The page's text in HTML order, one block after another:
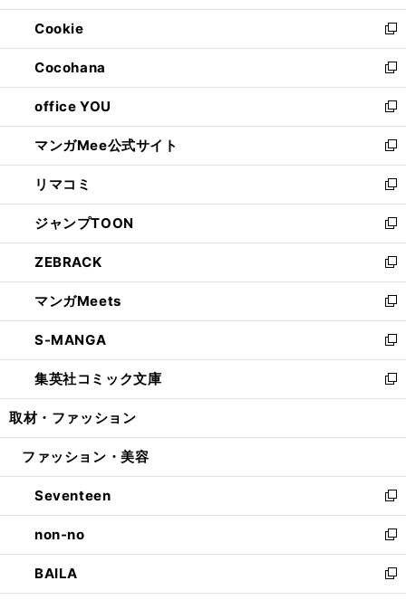
開
く
ウ
で
開
く
ン
ド
ウ
で
開
く
ウ
ィ
ン
ド
ウ
で
開
く
Cookie
新
し
い
ウ
ィ
ン
ド
ウ
で
開
く
Cocohana
新
し
い
ウ
ィ
ン
ド
ウ
で
開
く
office YOU
新
し
い
ウ
ィ
ン
ド
ウ
で
開
く
マンガMee公式サイト
新
し
い
ウ
ィ
ン
ド
ウ
で
開
く
リマコミ
新
し
い
ウ
ィ
ン
ド
ウ
で
開
く
ジャンプTOON
新
し
い
ウ
ィ
ン
ド
ウ
で
開
ZEBRACK
新
し
い
ウ
ィ
ン
ド
ウ
開
マンガMeets
新
し
い
ウ
ィ
ン
ウ
開
く
S-MANGA
新
し
い
ウ
ン
ウ
で
開
く
集英社コミック文庫
新
し
ウ
ン
ド
ウ
で
開
く
取材・ファッション
ファッション・美容
Seventeen
新
し
い
ウ
ィ
ン
non-no
新
し
い
ウ
BAILA
新
し